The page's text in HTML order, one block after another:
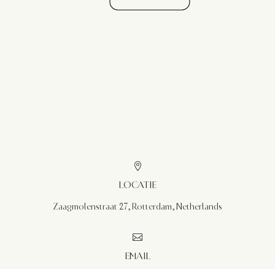

LOCATIE
Zaagmolenstraat 27, Rotterdam, Netherlands

EMAIL